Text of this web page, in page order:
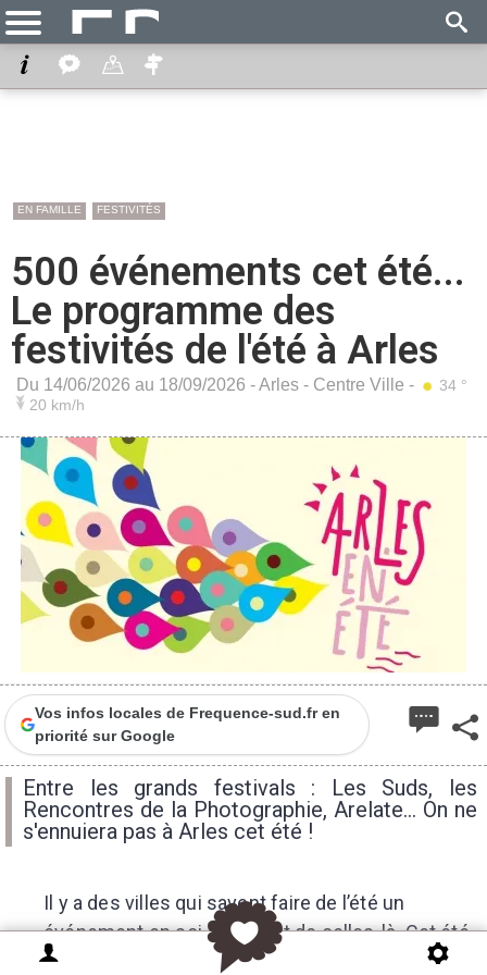
EN FAMILLE FESTIVITÉS
500 événements cet été...
Le programme des
festivités de l'été à Arles
Du 14/06/2026 au 18/09/2026 -Arles - Centre Ville -
34 °
20 km/h
Vos infos locales de Frequence-sud.fr en
priorité sur Google
Entre les grands festivals : Les Suds, les
Rencontres de la Photographie, Arelate... On ne
s'ennuiera pas à Arles cet été !
Il y a des villes qui savent faire de l’été un
événement en soi. Arles est de celles-là. Cet été
2026, la cité romaine annonce pas moins de500